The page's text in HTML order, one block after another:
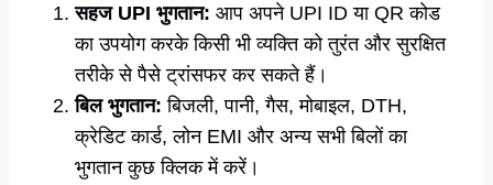
सहज UPI भुगतान: आप अपने UPI ID या QR कोड
का उपयोग करके किसी भी व्यक्ति को तुरंत और सुरक्षित
तरीके से पैसे ट्रांसफर कर सकते हैं।
बिल भुगतान: बिजली, पानी, गैस, मोबाइल, DTH,
क्रेडिट कार्ड, लोन EMI और अन्य सभी बिलों का
भुगतान कुछ क्लिक में करें।